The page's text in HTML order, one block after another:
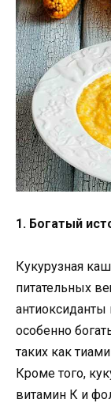
1. Богатый
Кукурузная
питательных
особенно
таких как
Кроме того,
витамин К и